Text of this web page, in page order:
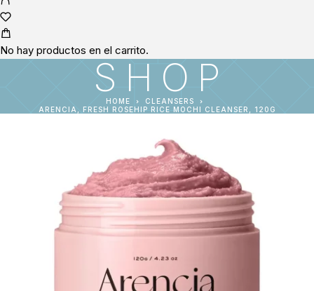
No hay productos en el carrito.
SHOP
HOME
CLEANSERS
ARENCIA, FRESH ROSEHIP RICE MOCHI CLEANSER, 120G